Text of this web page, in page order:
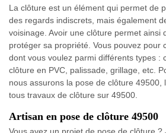
La clôture est un élément qui permet de
des regards indiscrets, mais également
voisinage. Avoir une clôture permet ainsi
protéger sa propriété. Vous pouvez pour
dont vous voulez parmi différents types :
clôture en PVC, palissade, grillage, etc.
nous assurons la pose de clôture 49500,
tous travaux de clôture sur 49500.
Artisan en pose de clôture 49500